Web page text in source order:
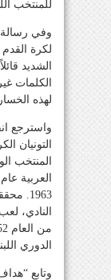
للمنتخب
وفي رسالة
لكرة
الشديد
الكلمات
لهذه
واسترجع
التونيان
المنتخب
1963.
النادي،
الدوري
وتابع